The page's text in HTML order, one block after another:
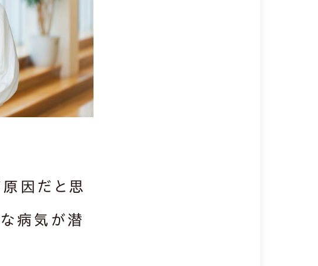
因だと思
病気が潜